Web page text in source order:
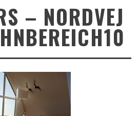
– NORDVEJ